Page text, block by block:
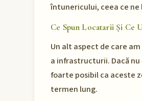
întunericului, ceea ce
Ce Spun Locatarii Și Ce
Un alt aspect de care
a infrastructurii. Dacă
foarte posibil ca aceste
termen lung.